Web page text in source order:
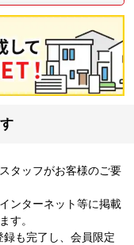
タッフがお客様のご要
ンターネット等に掲載
す。
も完了し、会員限定